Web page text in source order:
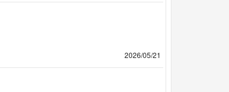
2026/05/21